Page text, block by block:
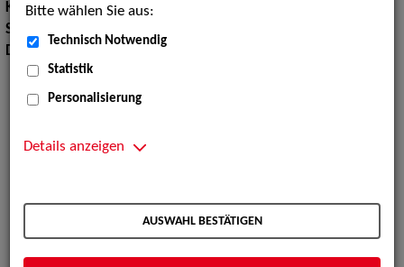
Körpergröße:178 cm
Sprachen:
Dialekte:
Bitte wählen Sie aus:
Technisch Notwendig
Statistik
Personalisierung
Details anzeigen
AUSWAHL BESTÄTIGEN